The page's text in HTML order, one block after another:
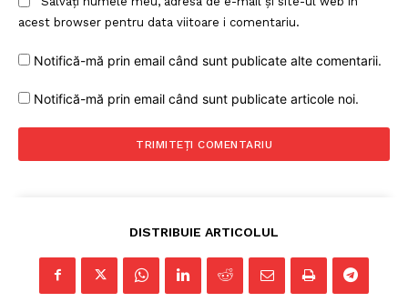
Un proiect
FREEDOM HOUSE ROMÂNIA
PRESShub
acest browser pentru data viitoare i comentariu.
Notifică-mă prin email când sunt publicate alte comentarii.
Notifică-mă prin email când sunt publicate articole noi.
DISTRIBUIE ARTICOLUL